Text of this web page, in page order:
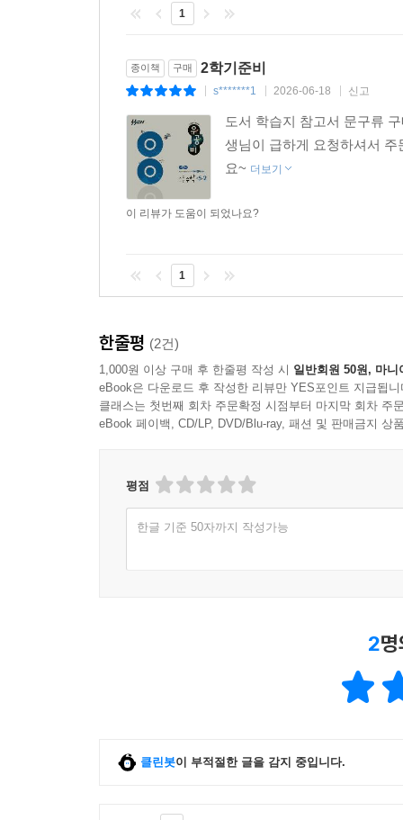
1
종이책 구매 2학기준비
s*******1 2026-06-18 신고
도서 학습지 참고서 문구류
생님이 급하게 요청하셔서
요~ 더보기
이 리뷰가 도움이 되었나요?
1
한줄평 (2건)
1,000원 이상 구매 후 한줄평 작성 시 일반회원 50원, 마니
eBook은 다운로드 후 작성한 리뷰만 YES포인트 지급됩니
클래스는 첫번째 회차 주문확정 시점부터 마지막 회차 주
eBook 페이백, CD/LP, DVD/Blu-ray, 패션 및 판매금지 상
평점
한글 기준 50자까지 작성가능
2
클린봇이 부적절한 글을 감지 중입니다.